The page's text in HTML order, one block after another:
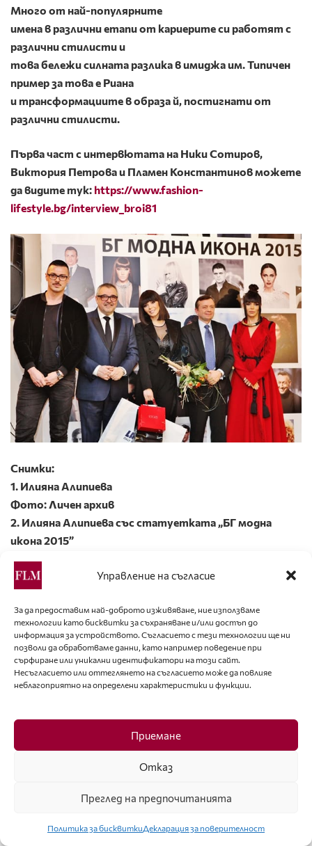
Управление на съгласие
За да предоставим най-доброто изживяване, ние използваме
технологии като бисквитки за съхраняване и/или достъп до
информация за устройството. Съгласието с тези технологии ще ни
позволи да обработваме данни, като например поведение при
сърфиране или уникални идентификатори на този сайт.
Несъгласието или оттеглянето на съгласието може да повлияе
неблагоприятно на определени характеристики и функции.
Приемане
Отказ
Преглед на предпочитанията
Политика за бисквиткиДекларация за поверителност
Много от най-популярните
имена в различни етапи от кариерите си работят с
различни стилисти и
това бележи силната разлика в имиджа им. Типичен
пример за това е Риана
и трансформациите в образа й, постигнати от
различни стилисти.
Първа част с интервютата на Ники Сотиров,
Виктория Петрова и Пламен Константинов можете
да видите тук: https://www.fashion-
lifestyle.bg/interview_broi81
Снимки:
1. Илияна Алипиева
Фото: Личен архив
2. Илияна Алипиева със статуетката „БГ модна
икона 2015”
Фото: © Хайлайф
3. Илияна Алипиева
Фото: © Андрей Василев
4. – 6. Орлин Горанов
Фото: © Хайлайф
Фото: Личен архив
8. Галена със статуетката „БГ модна икона 2015”.
9. Стилистът на Галена Добромир Киряков, проф.
(от ляво на дясно).